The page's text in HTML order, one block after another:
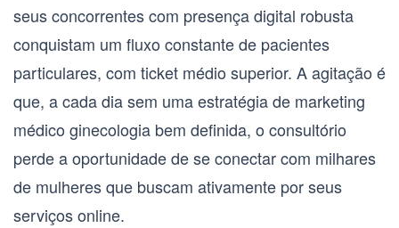
seus concorrentes com presença digital robusta
conquistam um fluxo constante de pacientes
particulares, com ticket médio superior. A agitação é
que, a cada dia sem uma estratégia de marketing
médico ginecologia bem definida, o consultório
perde a oportunidade de se conectar com milhares
de mulheres que buscam ativamente por seus
serviços online.